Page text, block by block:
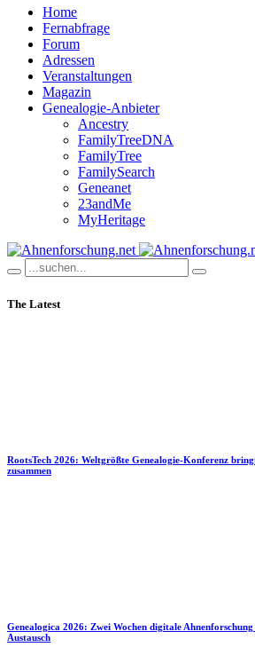
Home
Fernabfrage
Forum
Adressen
Veranstaltungen
Magazin
Genealogie-Anbieter
Ancestry
FamilyTreeDNA
FamilyTree
FamilySearch
Geneanet
23andMe
MyHeritage
The Latest
RootsTech 2026: Weltgrößte Genealogie-Konferenz
zusammen
Genealogica 2026: Zwei Wochen digitale
Austausch